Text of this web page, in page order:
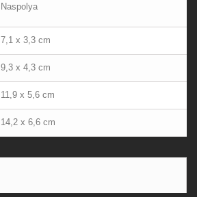
Naspolya
7,1 x 3,3 cm
9,3 x 4,3 cm
11,9 x 5,6 cm
14,2 x 6,6 cm